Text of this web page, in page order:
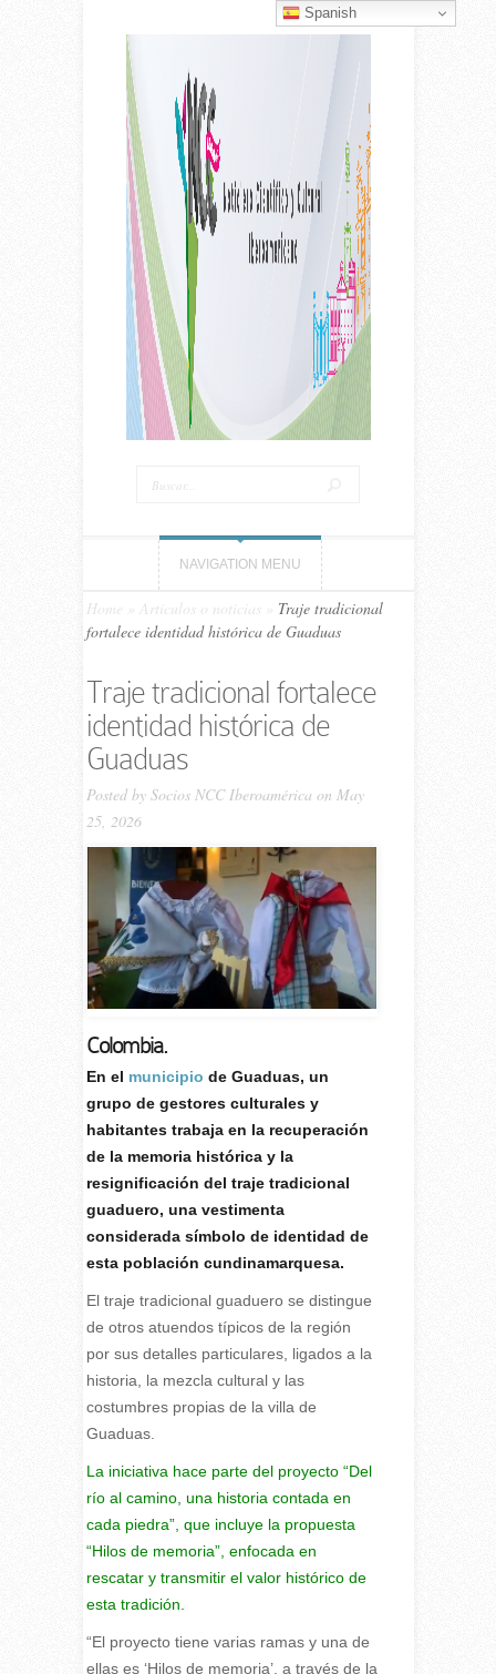
NAVIGATION MENU
Home Artículos o noticias
Traje tradicional
fortalece identidad histórica de Guaduas
Traje tradicional fortalece
identidad histórica de
Guaduas
Posted by Socios NCC Iberoamérica on May
25, 2026
Colombia.
En el municipio de Guaduas, un
grupo de gestores culturales y
habitantes trabaja en la recuperación
de la memoria histórica y la
resignificación del traje tradicional
guaduero, una vestimenta
considerada símbolo de identidad de
esta población cundinamarquesa.
El traje tradicional guaduero se distingue
de otros atuendos típicos de la región
por sus detalles particulares, ligados a la
historia, la mezcla cultural y las
costumbres propias de la villa de
Guaduas.
La iniciativa hace parte del proyecto “Del
río al camino, una historia contada en
cada piedra”, que incluye la propuesta
“Hilos de memoria”, enfocada en
rescatar y transmitir el valor histórico de
esta tradición.
“El proyecto tiene varias ramas y una de
ellas es ‘Hilos de memoria’, a través de la
Spanish